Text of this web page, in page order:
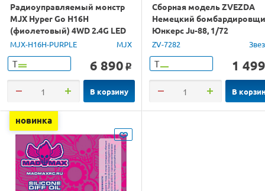
Радиоуправляемый монстр
MJX Hyper Go H16H
(фиолетовый) 4WD 2.4G LED
GPS 1/16 RTR
MJX-H16H-PURPLE MJX
Т 6 890 o
В корзину
Сборная модель ZVEZDA
Немецкий
Юнкерс Ju-88, 1/72
ZV-7282
Т 1 499
В
новинка